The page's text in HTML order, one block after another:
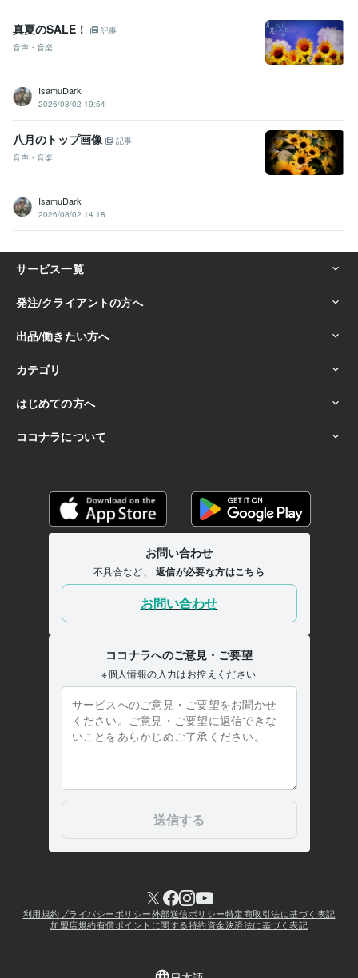
真夏のSALE！
記事
音声・音楽
IsamuDark
2026/08/02 19:54
八月のトップ画像
記事
音声・音楽
IsamuDark
2026/08/02 14:18